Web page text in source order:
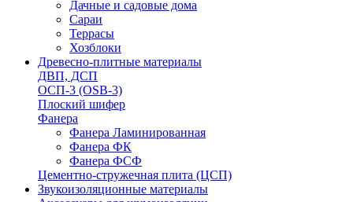
Дачные и садовые дома
Сараи
Террасы
Хозблоки
Древесно-плитные материалы
ДВП, ДСП
ОСП-3 (OSB-3)
Плоский шифер
Фанера
Фанера Ламинированная
Фанера ФК
Фанера ФСФ
Цементно-стружечная плита (ЦСП)
Звукоизоляционные материалы